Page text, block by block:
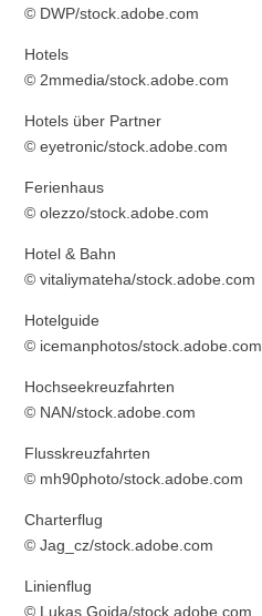
© DWP/stock.adobe.com
Hotels
© 2mmedia/stock.adobe.com
Hotels über Partner
© eyetronic/stock.adobe.com
Ferienhaus
© olezzo/stock.adobe.com
Hotel & Bahn
© vitaliymateha/stock.adobe.com
Hotelguide
© icemanphotos/stock.adobe.com
Hochseekreuzfahrten
© NAN/stock.adobe.com
Flusskreuzfahrten
© mh90photo/stock.adobe.com
Charterflug
© Jag_cz/stock.adobe.com
Linienflug
© Lukas Gojda/stock.adobe.com